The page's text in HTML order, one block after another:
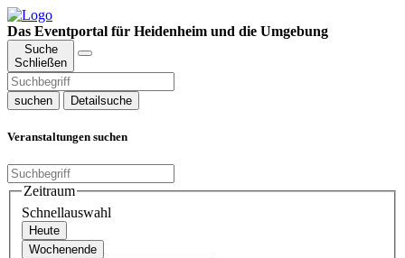
Das Eventportal für Heidenheim und die Umgebung
Suche
Schließen
suchen Detailsuche
Veranstaltungen suchen
Zeitraum
Schnellauswahl
Heute
Wochenende